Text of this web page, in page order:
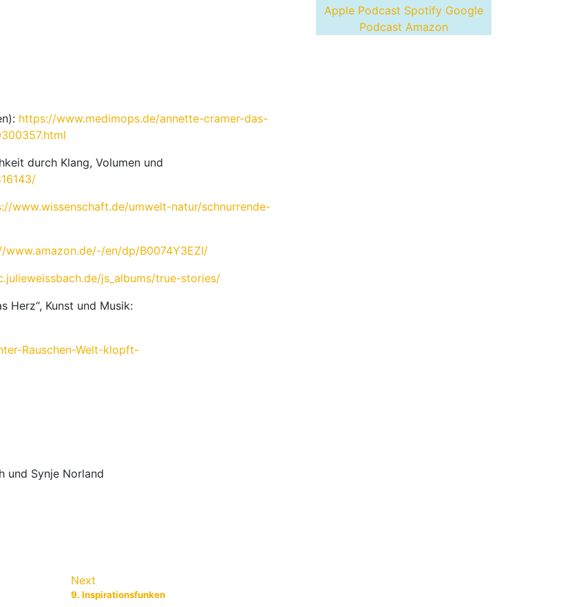
https://www.medimops.de/annette-cramer-das-
durch Klang, Volumen und
www.wissenschaft.de/umwelt-natur/schnurrende-
www.amazon.de/-/en/dp/B0074Y3EZI/
js_albums/true-stories/
Herz“, Kunst und Musik:
Rauschen-Welt-klopft-
und Synje Norland
Next
9. Inspirationsfunken
Apple Podcast Spotify Google
Podcast Amazon